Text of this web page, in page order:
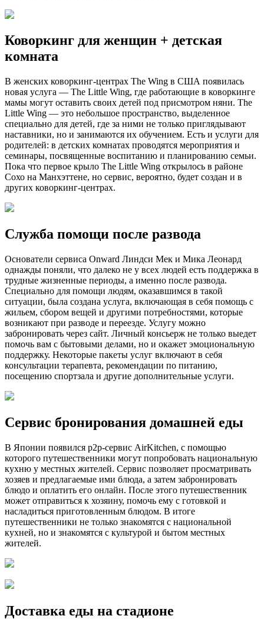
Коворкинг для женщин + детская
комната
В женских коворкинг-центрах The Wing в США появилась
новая услуга — The Little Wing, где работающие в коворкинге
мамы могут оставить своих детей под присмотром няни. The
Little Wing — это небольшое пространство, выделенное
специально для детей, где за ними не только приглядывают
наставники, но и занимаются их обучением. Есть и услуги для
родителей: в детских комнатах проводятся мероприятия и
семинары, посвященные воспитанию и планированию семьи.
Пока что первое крыло The Little Wing открылось в районе
Сохо на Манхэттене, но сервис, вероятно, будет создан и в
других коворкинг-центрах.
Служба помощи после развода
Основатели сервиса Onward Линдси Мек и Мика Леонард
однажды поняли, что далеко не у всех людей есть поддержка в
трудные жизненные периоды, а именно после развода.
Специально для помощи людям, оказавшимся в такой
ситуации, была создана услуга, включающая в себя помощь с
жильем, сбором вещей и другими потребностями, которые
возникают при разводе и переезде. Услугу можно
забронировать через сайт. Личный консьерж не только выедет
помочь вам с бытовыми делами, но и окажет эмоциональную
поддержку. Некоторые пакеты услуг включают в себя
консультации терапевта, рекомендации по питанию,
посещению спортзала и другие дополнительные услуги.
Сервис бронирования домашней еды
В Японии появился p2p-сервис AirKitchen, с помощью
которого путешественники могут попробовать национальную
кухню у местных жителей. Сервис позволяет просматривать
хозяев и предлагаемые ими блюда, а затем забронировать
блюдо и оплатить его онлайн. После этого путешественник
может отправиться к хозяину, помочь ему с готовкой и
насладиться приготовленным блюдом. В итоге
путешественники не только знакомятся с национальной
кухней, но и знакомятся с культурой и бытом местных
жителей.
Доставка еды на стадионе